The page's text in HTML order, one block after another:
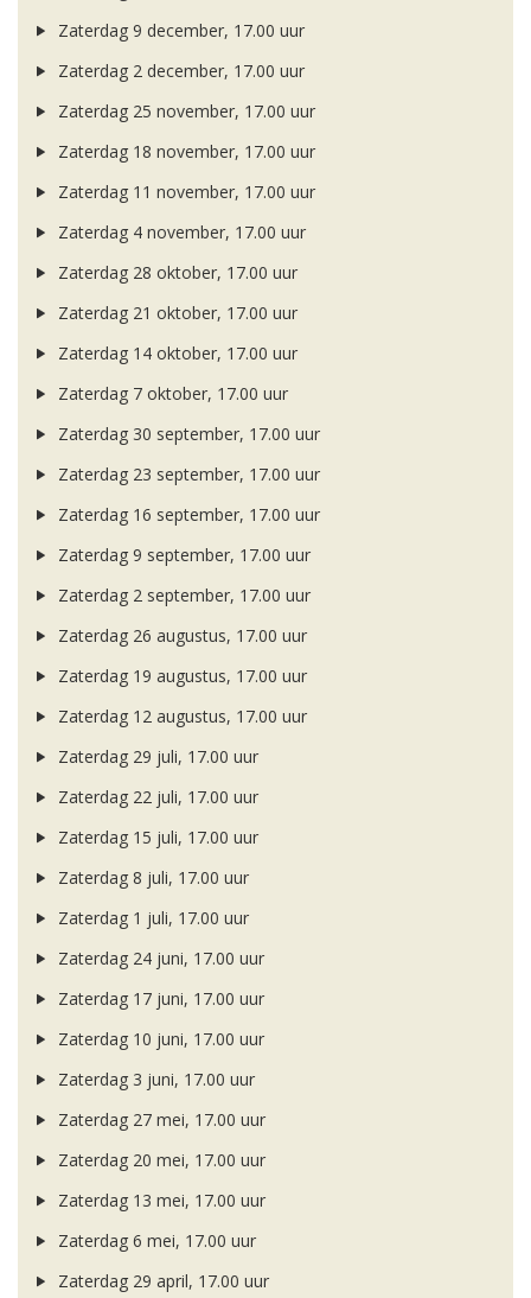
Zaterdag 9 december, 17.00 uur
Zaterdag 2 december, 17.00 uur
Zaterdag 25 november, 17.00 uur
Zaterdag 18 november, 17.00 uur
Zaterdag 11 november, 17.00 uur
Zaterdag 4 november, 17.00 uur
Zaterdag 28 oktober, 17.00 uur
Zaterdag 21 oktober, 17.00 uur
Zaterdag 14 oktober, 17.00 uur
Zaterdag 7 oktober, 17.00 uur
Zaterdag 30 september, 17.00 uur
Zaterdag 23 september, 17.00 uur
Zaterdag 16 september, 17.00 uur
Zaterdag 9 september, 17.00 uur
Zaterdag 2 september, 17.00 uur
Zaterdag 26 augustus, 17.00 uur
Zaterdag 19 augustus, 17.00 uur
Zaterdag 12 augustus, 17.00 uur
Zaterdag 29 juli, 17.00 uur
Zaterdag 22 juli, 17.00 uur
Zaterdag 15 juli, 17.00 uur
Zaterdag 8 juli, 17.00 uur
Zaterdag 1 juli, 17.00 uur
Zaterdag 24 juni, 17.00 uur
Zaterdag 17 juni, 17.00 uur
Zaterdag 10 juni, 17.00 uur
Zaterdag 3 juni, 17.00 uur
Zaterdag 27 mei, 17.00 uur
Zaterdag 20 mei, 17.00 uur
Zaterdag 13 mei, 17.00 uur
Zaterdag 6 mei, 17.00 uur
Zaterdag 29 april, 17.00 uur